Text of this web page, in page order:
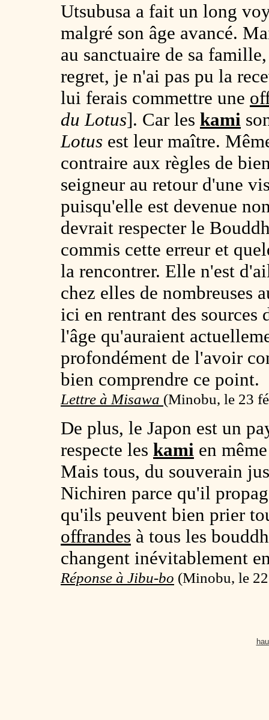
Utsubusa a fait un long
malgré son âge avancé.
au sanctuaire de sa
regret, je n'ai pas pu la
lui ferais commettre une
du Lotus]. Car les kami
Lotus est leur maître.
contraire aux règles de
seigneur au retour d'une
puisqu'elle est devenue
devrait respecter le
commis cette erreur et
la rencontrer. Elle n'est
chez elles de nombreuses
ici en rentrant des sources
l'âge qu'auraient
profondément de l'avoir
bien comprendre ce point.
Lettre à Misawa (Minobu, le 23
De plus, le Japon est un
respecte les kami en
Mais tous, du souverain
Nichiren parce qu'il
qu'ils peuvent bien prier
offrandes à tous les
changent inévitablement
Réponse à Jibu-bo (Minobu, le